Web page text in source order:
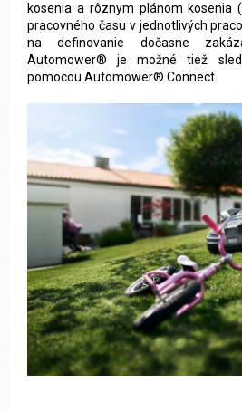
kosenia a rôznym plánom kosenia
pracovného času v jednotlivých
na definovanie dočasne
Automower® je možné tiež
pomocou Automower® Connect.